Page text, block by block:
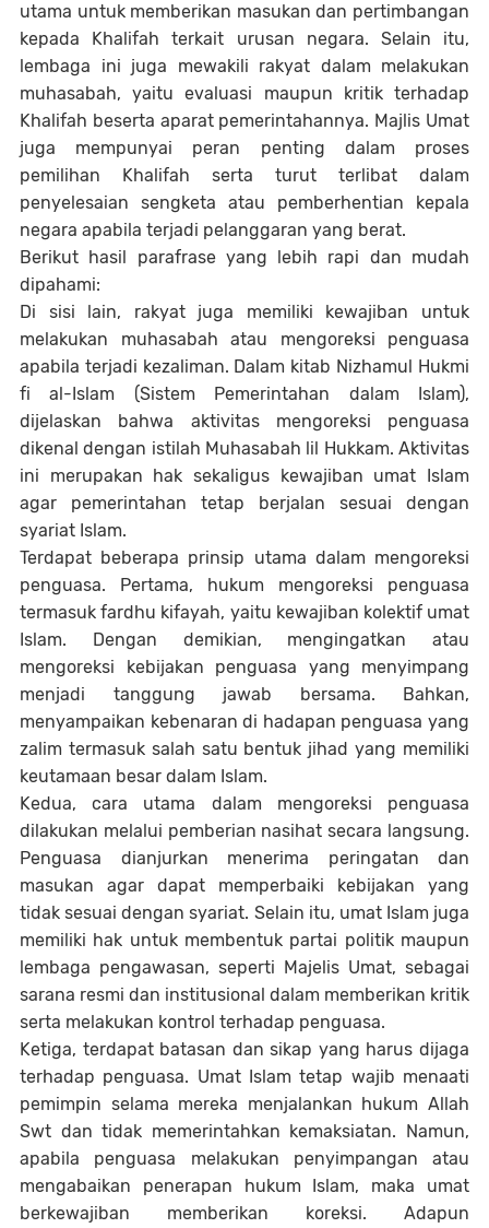
utama untuk memberikan masukan dan pertimbangan
kepada Khalifah terkait urusan negara. Selain itu,
lembaga ini juga mewakili rakyat dalam melakukan
muhasabah, yaitu evaluasi maupun kritik terhadap
Khalifah beserta aparat pemerintahannya. Majlis Umat
juga mempunyai peran penting dalam proses
pemilihan Khalifah serta turut terlibat dalam
penyelesaian sengketa atau pemberhentian kepala
negara apabila terjadi pelanggaran yang berat.
Berikut hasil parafrase yang lebih rapi dan mudah
dipahami:
Di sisi lain, rakyat juga memiliki kewajiban untuk
melakukan muhasabah atau mengoreksi penguasa
apabila terjadi kezaliman. Dalam kitab Nizhamul Hukmi
fi al-Islam (Sistem Pemerintahan dalam Islam),
dijelaskan bahwa aktivitas mengoreksi penguasa
dikenal dengan istilah Muhasabah lil Hukkam. Aktivitas
ini merupakan hak sekaligus kewajiban umat Islam
agar pemerintahan tetap berjalan sesuai dengan
syariat Islam.
Terdapat beberapa prinsip utama dalam mengoreksi
penguasa. Pertama, hukum mengoreksi penguasa
termasuk fardhu kifayah, yaitu kewajiban kolektif umat
Islam. Dengan demikian, mengingatkan atau
mengoreksi kebijakan penguasa yang menyimpang
menjadi tanggung jawab bersama. Bahkan,
menyampaikan kebenaran di hadapan penguasa yang
zalim termasuk salah satu bentuk jihad yang memiliki
keutamaan besar dalam Islam.
Kedua, cara utama dalam mengoreksi penguasa
dilakukan melalui pemberian nasihat secara langsung.
Penguasa dianjurkan menerima peringatan dan
masukan agar dapat memperbaiki kebijakan yang
tidak sesuai dengan syariat. Selain itu, umat Islam juga
memiliki hak untuk membentuk partai politik maupun
lembaga pengawasan, seperti Majelis Umat, sebagai
sarana resmi dan institusional dalam memberikan kritik
serta melakukan kontrol terhadap penguasa.
Ketiga, terdapat batasan dan sikap yang harus dijaga
terhadap penguasa. Umat Islam tetap wajib menaati
pemimpin selama mereka menjalankan hukum Allah
Swt dan tidak memerintahkan kemaksiatan. Namun,
apabila penguasa melakukan penyimpangan atau
mengabaikan penerapan hukum Islam, maka umat
berkewajiban memberikan koreksi. Adapun